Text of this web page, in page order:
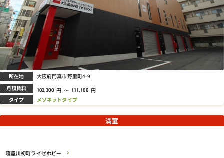
所在地 大阪府門真市野里町4-9
月額賃料 102,300 円 ～ 111,100 円
タイプ メゾネットタイプ
寝屋川初町ライゼホビー
満室